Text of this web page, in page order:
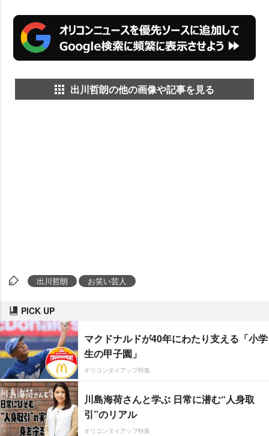
出川哲朗の他の画像や記事を見る
出川哲朗 お笑い芸人
PICK UP
マクドナルドが40年にわたり支える「小学
生の甲子園」
オリコンタイアップ特集
川島海荷さんと学ぶ 日常に潜む“人身取
引”のリアル
オリコンタイアップ特集